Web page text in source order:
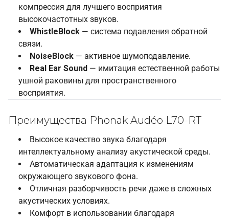
компрессия для лучшего восприятия
высокочастотных звуков.
WhistleBlock — система подавления обратной
связи.
NoiseBlock — активное шумоподавление.
Real Ear Sound — имитация естественной работы
ушной раковины для пространственного
восприятия.
Преимущества Phonak Audéo L70-RT
Высокое качество звука благодаря
интеллектуальному анализу акустической среды.
Автоматическая адаптация к изменениям
окружающего звукового фона.
Отличная разборчивость речи даже в сложных
акустических условиях.
Комфорт в использовании благодаря